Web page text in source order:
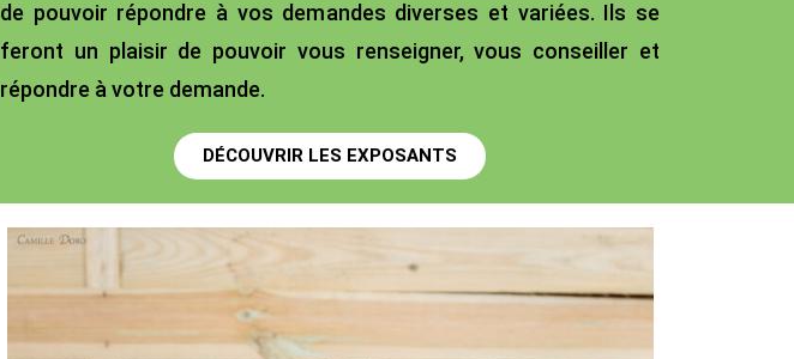
de pouvoir répondre à vos demandes diverses et variées. Ils se
feront un plaisir de pouvoir vous renseigner, vous conseiller et
répondre à votre demande.
DÉCOUVRIR LES EXPOSANTS